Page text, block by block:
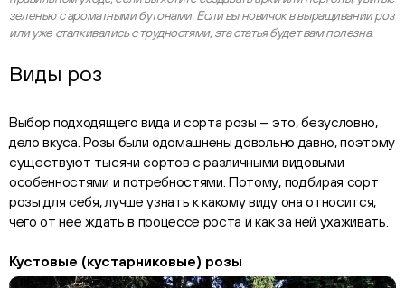
зеленью с ароматными бутонами. Если вы новичок в выращивании роз
или уже сталкивались с трудностями, эта статья будет вам полезна.
Виды роз
Выбор подходящего вида и сорта розы – это, безусловно,
дело вкуса. Розы были одомашнены довольно давно, поэтому
существуют тысячи сортов с различными видовыми
особенностями и потребностями. Потому, подбирая сорт
розы для себя, лучше узнать к какому виду она относится,
чего от нее ждать в процессе роста и как за ней ухаживать.
Кустовые (кустарниковые) розы